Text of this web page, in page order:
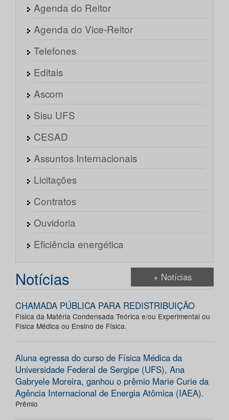
Agenda do Reitor
Agenda do Vice-Reitor
Telefones
Editais
Ascom
Sisu UFS
CESAD
Assuntos Internacionais
Licitações
Contratos
Ouvidoria
Eficiência energética
Notícias + Notícias
CHAMADA PÚBLICA PARA REDISTRIBUIÇÃO
Física da Matéria Condensada Teórica e/ou Experimental ou
Física Médica ou Ensino de Física.
Aluna egressa do curso de Física Médica da
Universidade Federal de Sergipe (UFS), Ana
Gabryele Moreira, ganhou o prêmio Marie Curie da
Agência Internacional de Energia Atômica (IAEA).
Prêmio